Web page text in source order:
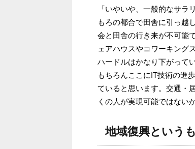
「いやいや、一般的なサ
もろの都合で田舎に引っ越
会と田舎の行き来が不可能
ェアハウスやコワーキング
ハードルはかなり下がって
もちろんここにIT技術の進
ていると思います。交通・
くの人が実現可能ではない
地域復興という